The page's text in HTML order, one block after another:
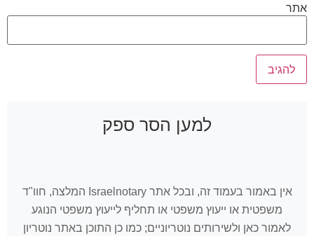
אתר
למען הסר ספק
אין באמור בעמוד זה, ובכל אתר Israelnotary המלצה, חוו"ד
משפטית או ייעוץ משפטי או תחליף לייעוץ משפטי הנוגע
לאמור כאן ולשירותים נוטריוניים; כמו כן התוכן באתר נוטריון